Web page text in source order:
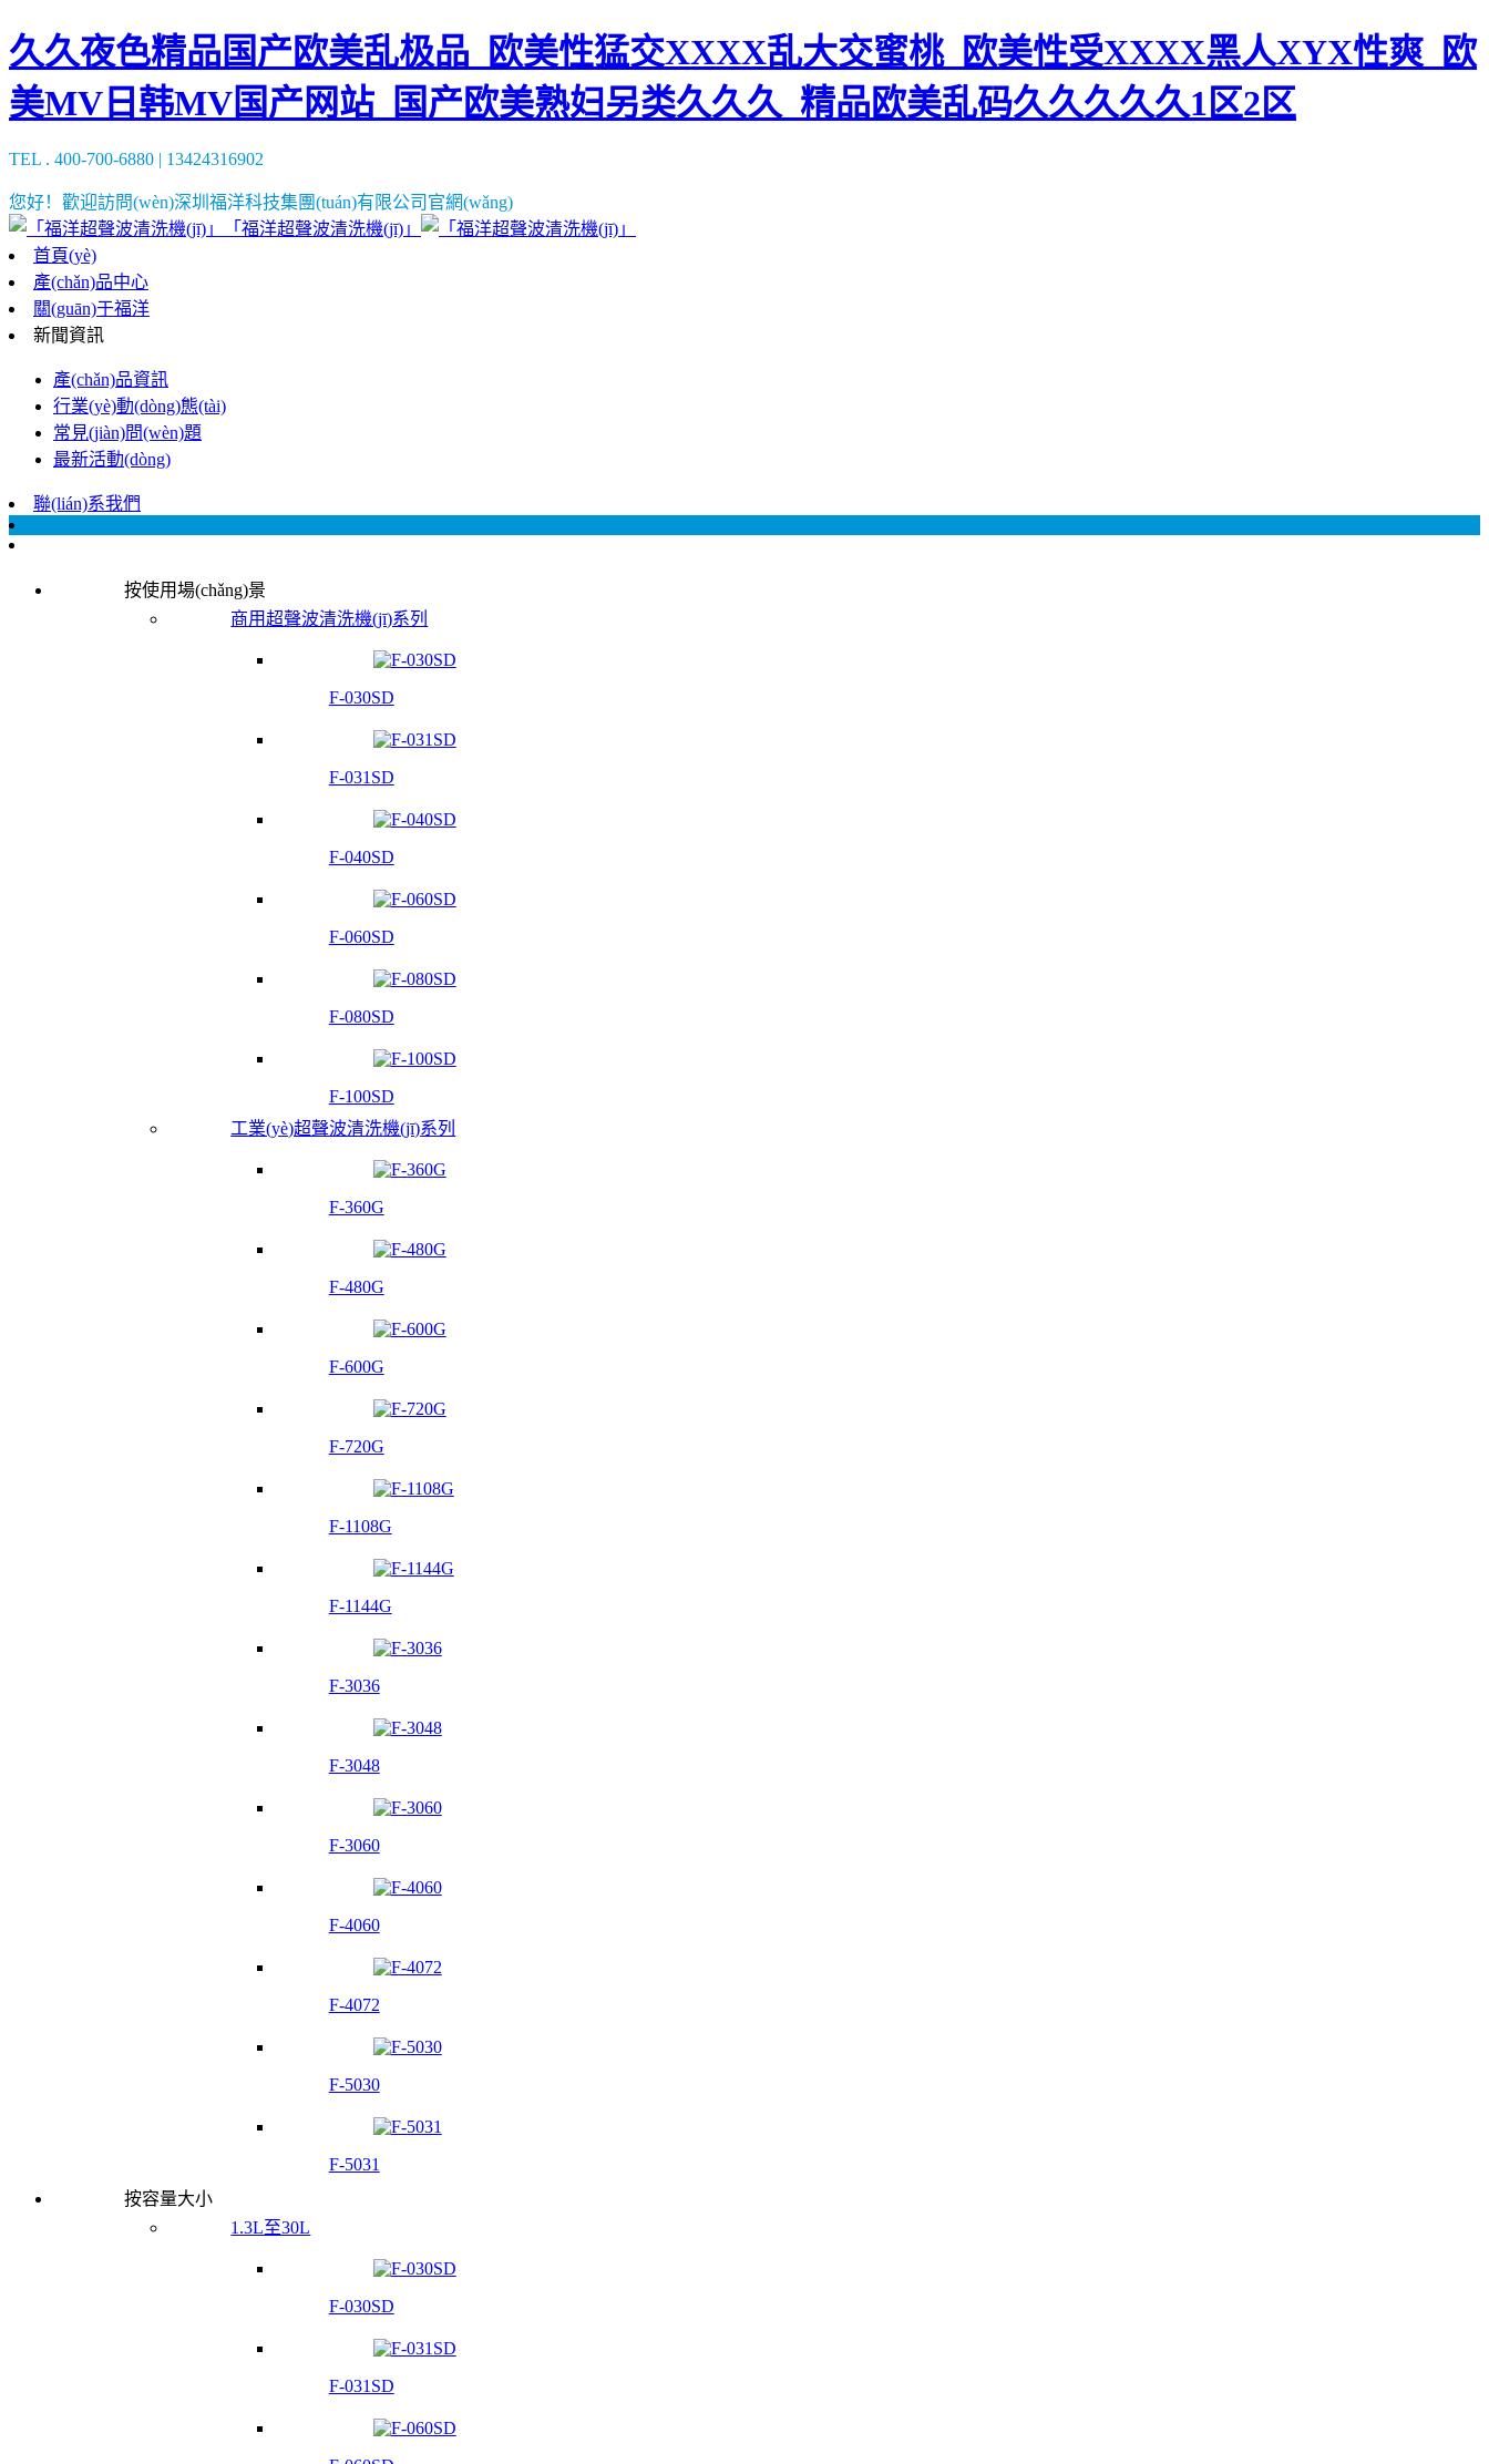
久久夜色精品国产欧美乱极品_欧美性猛交XXXX乱大交蜜桃_欧美性受XXXX黑人XYX性爽_欧
美MV日韩MV国产网站_国产欧美熟妇另类久久久_精品欧美乱码久久久久久1区2区
TEL . 400-700-6880 | 13424316902
您好！歡迎訪問(wèn)深圳福洋科技集團(tuán)有限公司官網(wǎng)
「福洋超聲波清洗機(jī)」
首頁(yè)
產(chǎn)品中心
關(guān)于福洋
新聞資訊
產(chǎn)品資訊
行業(yè)動(dòng)態(tài)
常見(jiàn)問(wèn)題
最新活動(dòng)
聯(lián)系我們
按使用場(chǎng)景
商用超聲波清洗機(jī)系列
F-030SD
F-031SD
F-040SD
F-060SD
F-080SD
F-100SD
工業(yè)超聲波清洗機(jī)系列
F-360G
F-480G
F-600G
F-720G
F-1108G
F-1144G
F-3036
F-3048
F-3060
F-4060
F-4072
F-5030
F-5031
按容量大小
1.3L至30L
F-030SD
F-031SD